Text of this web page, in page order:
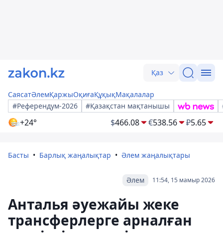
Қаз
СаясатӘлемҚаржыОқиғаҚұқықМақалалар
#Референдум-2026
#Қазақстан мақтанышы
+24° $466.08 €538.56 ₽5.65
Басты Барлық жаңалықтар Әлем жаңалықтары
11:54, 15 мамыр 2026
Әлем
Анталья әуежайы жеке
трансферлерге арналған